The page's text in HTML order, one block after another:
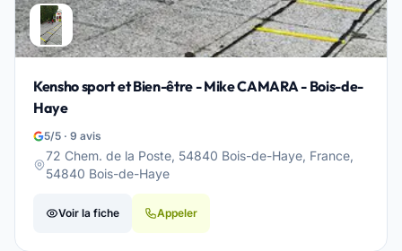
Kensho sport et Bien-être - Mike CAMARA - Bois-de-
Haye
5/5 · 9 avis
72 Chem. de la Poste, 54840 Bois-de-Haye, France,
54840 Bois-de-Haye
Voir la fiche Appeler